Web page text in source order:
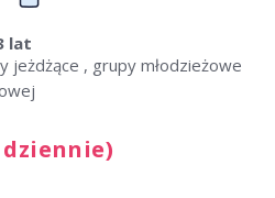
lat
jeżdżące , grupy młodzieżowe